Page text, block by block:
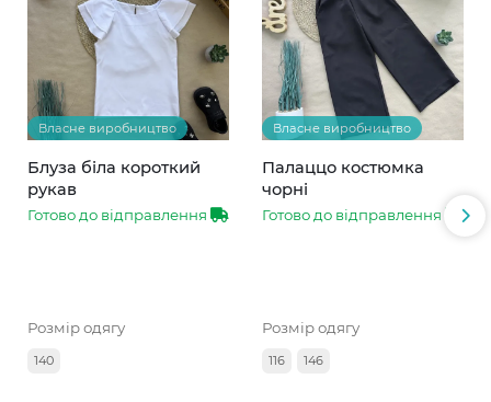
Власне виробництво
Блуза біла короткий
рукав
Готово до відправлення
Розмір одягу
140
Власне виробництво
Палаццо костюмка
чорні
Готово до відправлення
Розмір одягу
116 146